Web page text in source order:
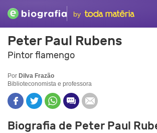
by
Peter Paul Rubens
Pintor flamengo
Por Dilva Frazão
Biblioteconomista e professora
Biografia de Peter Paul